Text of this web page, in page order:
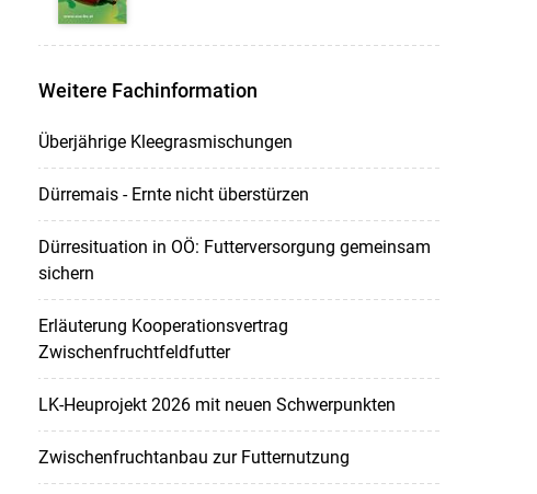
Weitere Fachinformation
Überjährige Kleegrasmischungen
Dürremais - Ernte nicht überstürzen
Dürresituation in OÖ: Futterversorgung gemeinsam
sichern
Erläuterung Kooperationsvertrag
Zwischenfruchtfeldfutter
LK-Heuprojekt 2026 mit neuen Schwerpunkten
Zwischenfruchtanbau zur Futternutzung